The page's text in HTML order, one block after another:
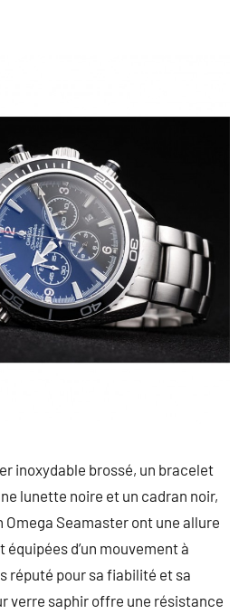
inoxydable brossé, un bracelet
lunette noire et un cadran noir,
Seamaster ont une allure
d’un mouvement à
réputé pour sa fiabilité et sa
verre saphir offre une résistance